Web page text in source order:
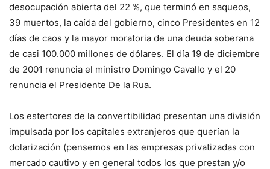
desocupación abierta del 22 %, que terminó en saqueos,
39 muertos, la caída del gobierno, cinco Presidentes en 12
días de caos y la mayor moratoria de una deuda soberana
de casi 100.000 millones de dólares. El día 19 de diciembre
de 2001 renuncia el ministro Domingo Cavallo y el 20
renuncia el Presidente De la Rua.
Los estertores de la convertibilidad presentan una división
impulsada por los capitales extranjeros que querían la
dolarización (pensemos en las empresas privatizadas con
mercado cautivo y en general todos los que prestan y/o